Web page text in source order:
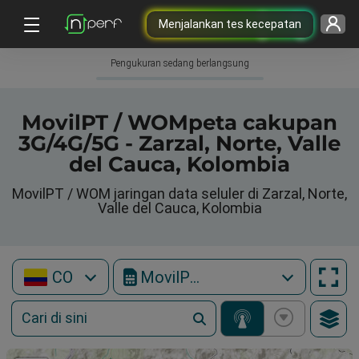
Menjalankan tes kecepatan
Pengukuran sedang berlangsung
MovilPT / WOMpeta cakupan
3G/4G/5G - Zarzal, Norte, Valle
del Cauca, Kolombia
MovilPT / WOM jaringan data seluler di Zarzal, Norte,
Valle del Cauca, Kolombia
CO MovilPT / WOM